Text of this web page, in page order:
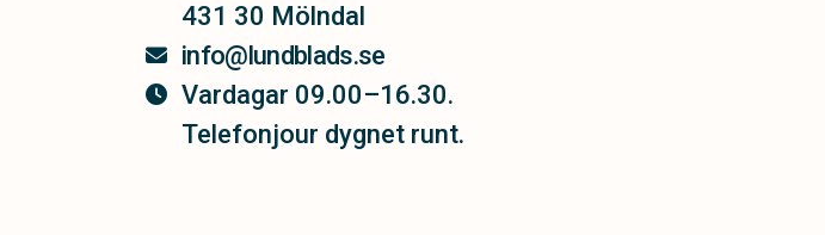
431 30 Mölndal
info@lundblads.se
Vardagar 09.00–16.30.
Telefonjour dygnet runt.